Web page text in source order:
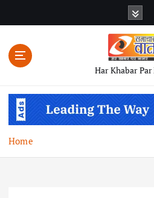
n
Har Khabar Par
Home